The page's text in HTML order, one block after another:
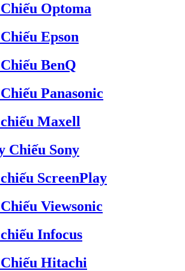
Optoma
Epson
BenQ
Panasonic
Maxell
Chiếu Sony
ScreenPlay
Viewsonic
Infocus
Hitachi